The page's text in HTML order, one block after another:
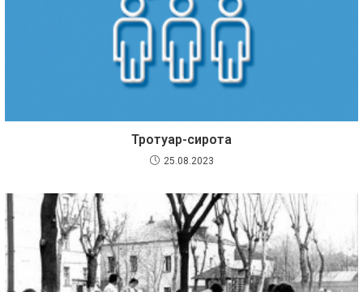
Тротуар-сирота
25.08.2023